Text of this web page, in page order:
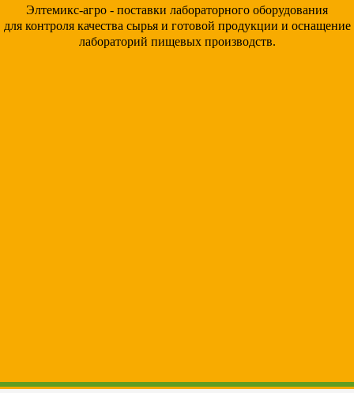
Элтемикс-агро - поставки лабораторного оборудования
для контроля качества сырья и готовой продукции и оснащение
лабораторий пищевых производств.